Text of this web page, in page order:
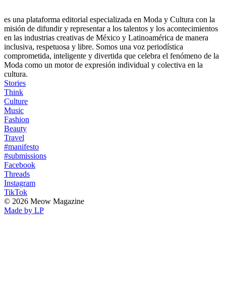
es una plataforma editorial especializada en Moda y Cultura con la
misión de difundir y representar a los talentos y los acontecimientos
en las industrias creativas de México y Latinoamérica de manera
inclusiva, respetuosa y libre. Somos una voz periodística
comprometida, inteligente y divertida que celebra el fenómeno de la
Moda como un motor de expresión individual y colectiva en la
cultura.
Stories
Think
Culture
Music
Fashion
Beauty
Travel
#manifesto
#submissions
Facebook
Threads
Instagram
TikTok
© 2026 Meow Magazine
Made by LP